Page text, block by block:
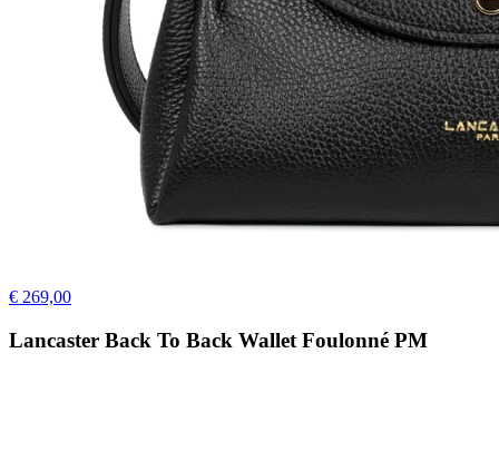
€ 269,00
Lancaster Back To Back Wallet Foulonné PM